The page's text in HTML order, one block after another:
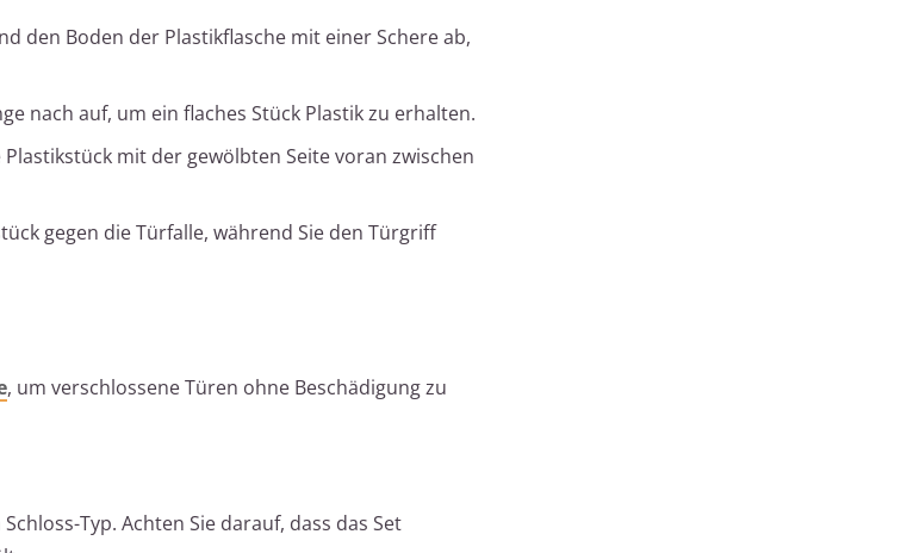
den Boden der Plastikflasche mit einer Schere ab,
nach auf, um ein flaches Stück Plastik zu erhalten.
Plastikstück mit der gewölbten Seite voran zwischen
gegen die Türfalle, während Sie den Türgriff
, um verschlossene Türen ohne Beschädigung zu
Typ. Achten Sie darauf, dass das Set